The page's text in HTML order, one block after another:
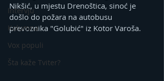
Intervju
Kolumna
Vox populi
Šta kaže Tviter?
Nikšić, u mjestu Drenoštica, sinoć je
došlo do požara na autobusu
prevoznika "Golubić" iz Kotor Varoša.